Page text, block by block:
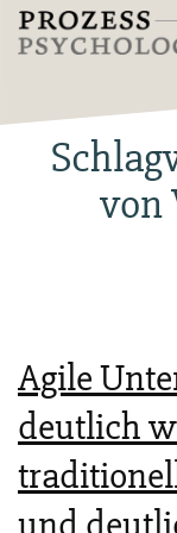
Zum
Inhalt
von
Agile
deutlich